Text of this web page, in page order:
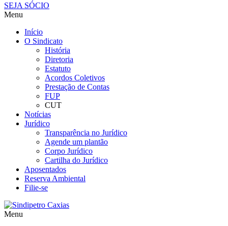
SEJA SÓCIO
Menu
Início
O Sindicato
História
Diretoria
Estatuto
Acordos Coletivos
Prestação de Contas
FUP
CUT
Notícias
Jurídico
Transparência no Jurídico
Agende um plantão
Corpo Jurídico
Cartilha do Jurídico
Aposentados
Reserva Ambiental
Filie-se
Menu